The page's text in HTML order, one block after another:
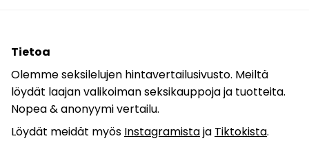
Tietoa
Olemme seksilelujen hintavertailusivusto. Meiltä
löydät laajan valikoiman seksikauppoja ja tuotteita.
Nopea & anonyymi vertailu.
Löydät meidät myös Instagramistaja Tiktokista.